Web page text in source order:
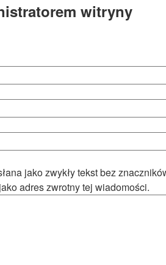
witryny
jako zwykły tekst bez
adres zwrotny tej wiadomości.